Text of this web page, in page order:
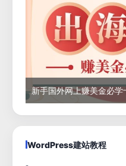
新手国外网上赚美金必学
WordPress建站教程